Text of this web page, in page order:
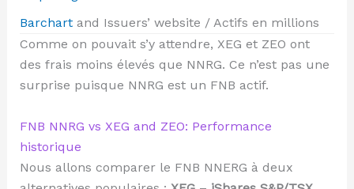
Barchartand Issuers’ website / Actifs en millions
Comme on pouvait s’y attendre, XEG et ZEO ont
des frais moins élevés que NNRG. Ce n’est pas une
surprise puisque NNRG est un FNB actif.
FNB NNRG vs XEG and ZEO: Performance
historique
Nous allons comparer le FNB NNERG à deux